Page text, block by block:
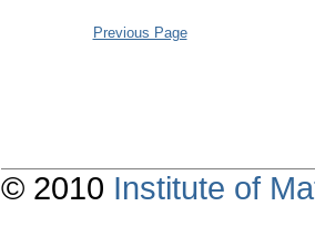
Previous Page
© 2010 Institute of